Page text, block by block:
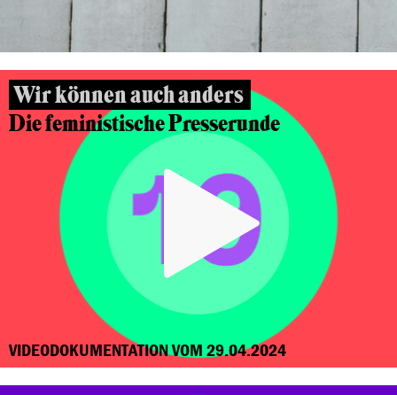
Wir können auch anders
Die feministische Presserunde
VIDEODOKUMENTATION VOM 29.04.2024